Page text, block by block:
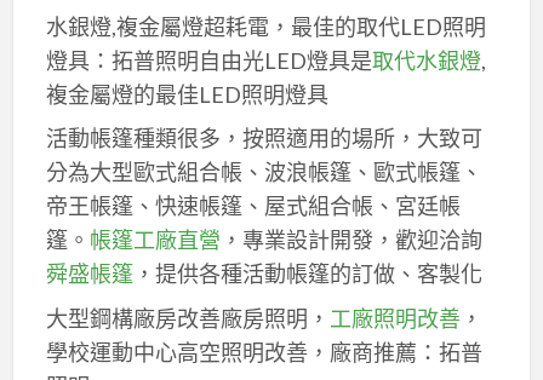
水銀燈,複金屬燈超耗電，最佳的取代LED照明
燈具：拓普照明自由光LED燈具是取代水銀燈,
複金屬燈的最佳LED照明燈具
活動帳篷種類很多，按照適用的場所，大致可
分為大型歐式組合帳、波浪帳篷、歐式帳篷、
帝王帳篷、快速帳篷、屋式組合帳、宮廷帳
篷。 帳篷工廠直營 ，專業設計開發，歡迎洽詢
舜盛帳篷，提供各種活動帳篷的訂做、客製化
大型鋼構廠房改善廠房照明， 工廠照明改善，
學校運動中心高空照明改善，廠商推薦：拓普